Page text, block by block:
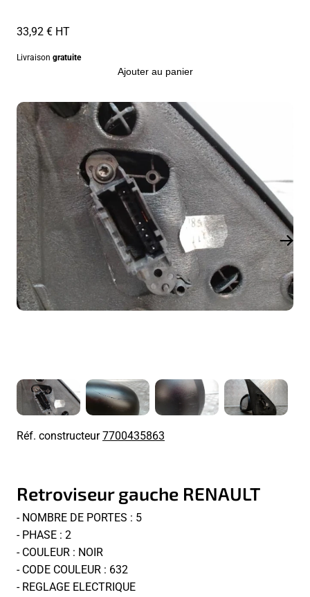
33,92 € HT
Livraison gratuite
Ajouter au panier
Réf. constructeur7700435863
Retroviseur gauche RENAULT
- NOMBRE DE PORTES : 5
- PHASE : 2
- COULEUR : NOIR
- CODE COULEUR : 632
- REGLAGE ELECTRIQUE